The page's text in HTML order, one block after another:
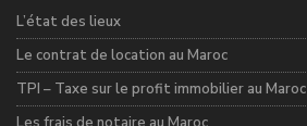
L’état des lieux
Le contrat de location au Maroc
TPI – Taxe sur le profit immobilier au Maroc